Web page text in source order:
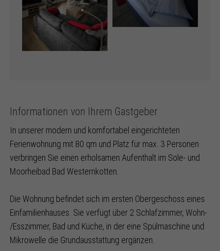
Informationen von Ihrem Gastgeber
In unserer modern und komfortabel eingerichteten
Ferienwohnung mit 80 qm und Platz für max. 3 Personen
verbringen Sie einen erholsamen Aufenthalt im Sole- und
Moorheibad Bad Westernkotten.
Die Wohnung befindet sich im ersten Obergeschoss eines
Einfamilienhauses. Sie verfügt über 2 Schlafzimmer, Wohn-
/Esszimmer, Bad und Küche, in der eine Spülmaschine und
Mikrowelle die Grundausstattung ergänzen.